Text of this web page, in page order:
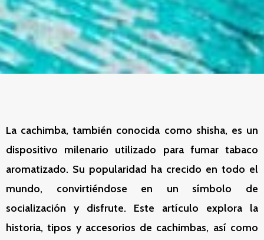
La cachimba, también conocida como shisha, es un
dispositivo milenario utilizado para fumar tabaco
aromatizado. Su popularidad ha crecido en todo el
mundo, convirtiéndose en un símbolo de
socialización y disfrute. Este artículo explora la
historia, tipos y accesorios de cachimbas, así como